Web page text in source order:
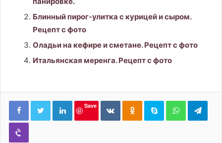
Блинный пирог-улитка с курицей и сыром.
Рецепт с фото
Оладьи на кефире и сметане. Рецепт с фото
Итальянская меренга. Рецепт с фото
LinkedIn
Save
ВконтактеОдноклассники
Skype WhatsApp
Viber